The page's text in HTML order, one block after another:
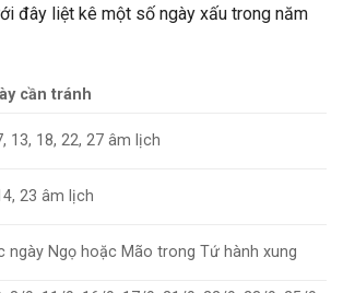
đây liệt kê một số ngày xấu trong năm
cần tránh
13, 18, 22, 27 âm lịch
23 âm lịch
ngày Ngọ hoặc Mão trong Tứ hành xung